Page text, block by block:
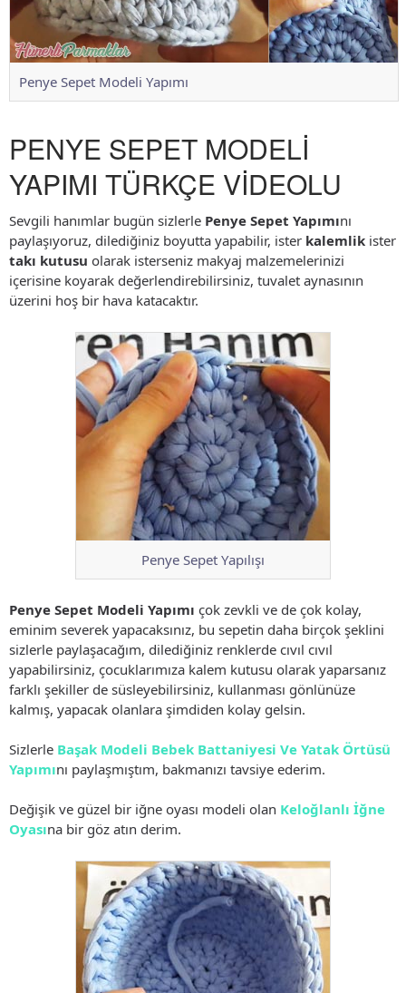
Penye Sepet Modeli Yapımı
PENYE SEPET MODELİ
YAPIMI TÜRKÇE VİDEOLU
Sevgili hanımlar bugün sizlerle Penye Sepet Yapımını
paylaşıyoruz, dilediğiniz boyutta yapabilir, ister kalemlik ister
takı kutusu olarak isterseniz makyaj malzemelerinizi
içerisine koyarak değerlendirebilirsiniz, tuvalet aynasının
üzerini hoş bir hava katacaktır.
Penye Sepet Yapılışı
Penye Sepet Modeli Yapımı çok zevkli ve de çok kolay,
eminim severek yapacaksınız, bu sepetin daha birçok şeklini
sizlerle paylaşacağım, dilediğiniz renklerde cıvıl cıvıl
yapabilirsiniz, çocuklarımıza kalem kutusu olarak yaparsanız
farklı şekiller de süsleyebilirsiniz, kullanması gönlünüze
kalmış, yapacak olanlara şimdiden kolay gelsin.
Sizlerle Başak Modeli Bebek Battaniyesi Ve Yatak Örtüsü
Yapımını paylaşmıştım, bakmanızı tavsiye ederim.
Değişik ve güzel bir iğne oyası modeli olan Keloğlanlı İğne
Oyasına bir göz atın derim.